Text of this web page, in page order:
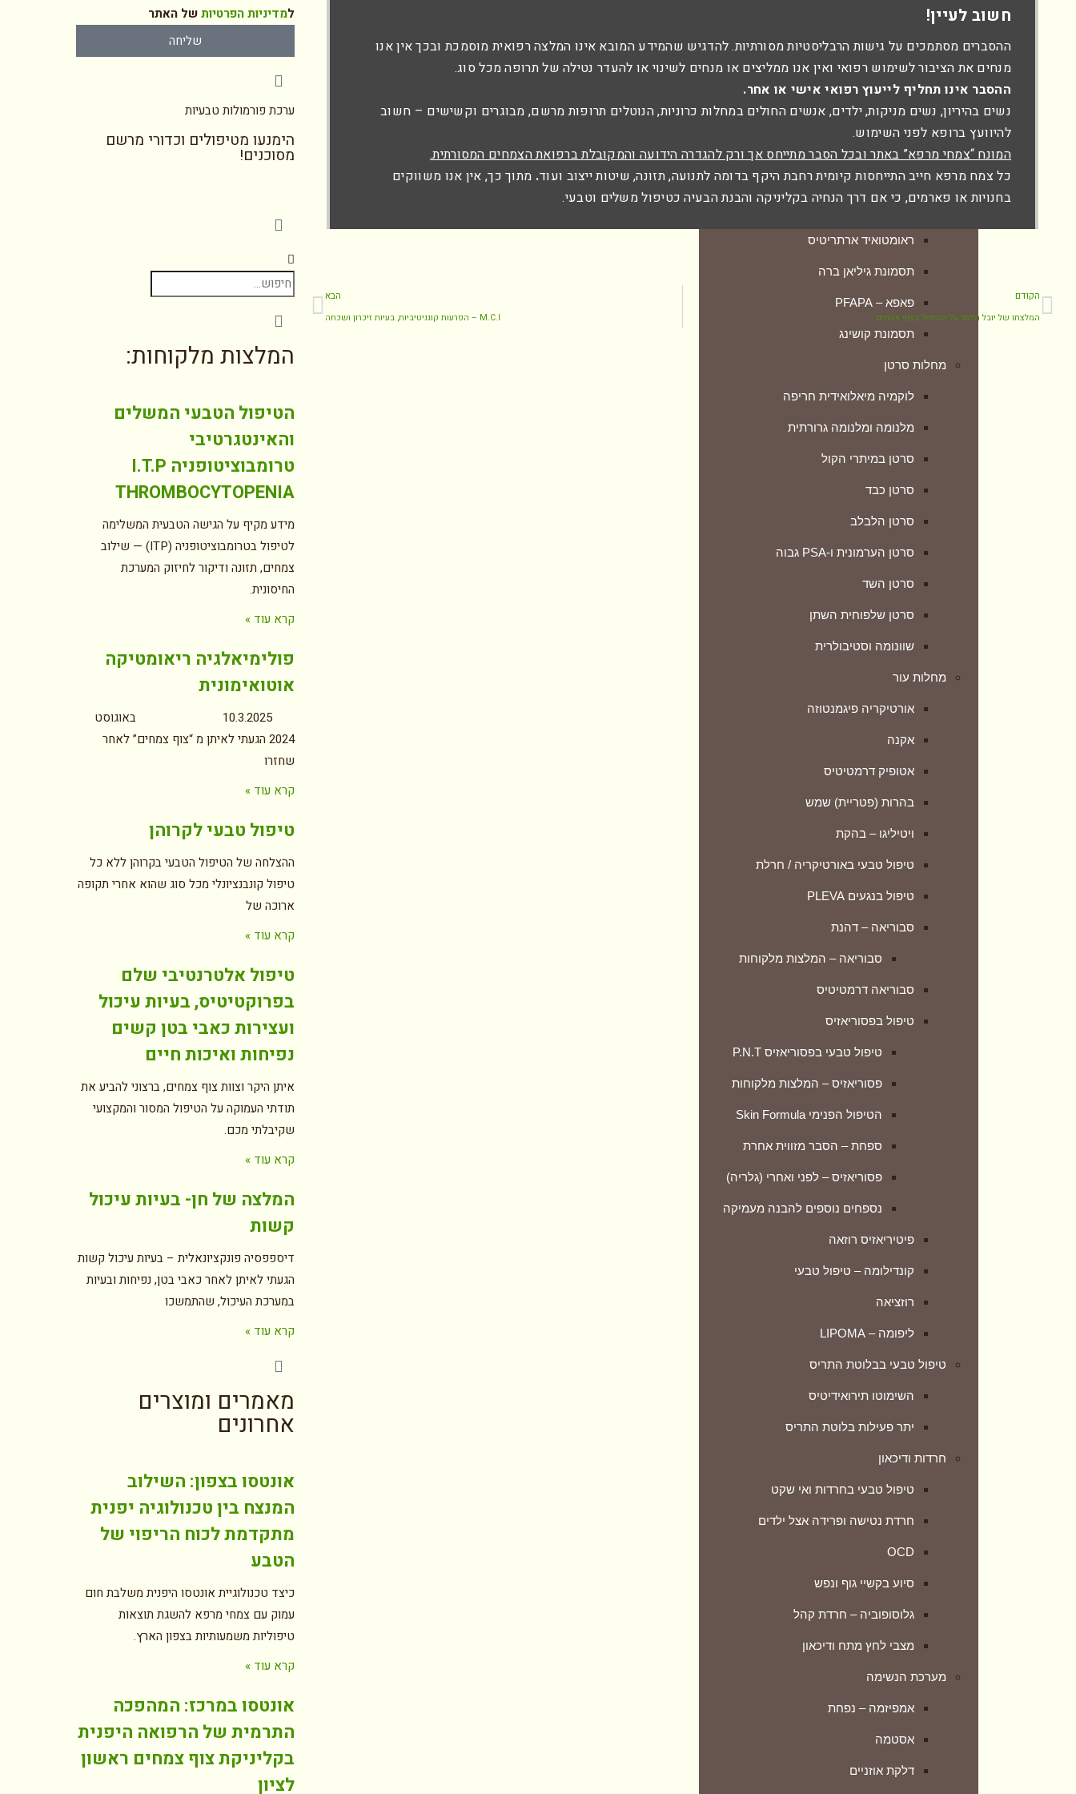
לוקמיה מיאלואידית חריפה
מלנומה ומלנומה גרורתית
סרטן במיתרי הקול
סרטן כבד
סרטן הערמונית ו-PSA גבוה
סרטן השד
סרטן שלפוחית השתן
שוונומה וסטיבולרית
מחלות עור
אורטיקריה פיגמנטוזה
אקנה
אטופיק דרמטיטיס
בהרות (פטריית) שמש
ויטיליגו – בהקת
טיפול טבעי באורטיקריה / חרלת
טיפול בנגעים PLEVA
סבוריאה – דהנת
סבוריאה – המלצות מלקוחות
סבוריאה דרמטיטיס
טיפול בפסוריאזיס
פסוריאזיס – המלצות מלקוחות
הטיפול הפנימי Skin Formula
ספחת – הסבר מזווית אחרת
פסוריאזיס – לפני ואחרי (גלריה)
נספחים נוספים להבנה מעמיקה
פיטיריאזיס רוזאה
קונדילומה – טיפול טבעי
רוזציאה
ליפומה – LIPOMA
טיפול טבעי בבלוטת התריס
השימוטו תירואידיטיס
יתר פעילות בלוטת התריס
חרדות ודיכאון
טיפול טבעי בחרדות ואי שקט
חרדת נטישה ופרידה אצל ילדים
OCD
סיוע בקשיי גוף ונפש
גלוסופוביה – חרדת קהל
מצבי לחץ מתח ודיכאון
מערכת הנשימה
אמפיזמה – נפחת
אסטמה
דלקת אוזניים
דלקת סינוסיטיס (גתות)
טטרנות – אובדן חוש הריח
כאבי גרון
ליחה
תסמונת C.C.H.S
מערכת העיכול
טיפול טבעי בבקע סרעפתי
טיפול בגזים
גסטריטיס
דיבריטיקוליטיס – דלקת הסעיפים
סרקואידוזיס
פולימיאלגיה ריאומטיקה
‏פנציטופניה
השתל כנגד המאכסן
קדחת ים תיכונית F.M.F
טיפול טבעי בקוליטיס כיבית
ראומטואיד ארתריטיס
תסמונת גיליאן ברה
פאפא – PFAPA
תסמונת קושינג
מחלות סרטן
לוקמיה מיאלואידית חריפה
מלנומה ומלנומה גרורתית
סרטן במיתרי הקול
סרטן כבד
סרטן הלבלב
סרטן הערמונית ו-PSA גבוה
סרטן השד
סרטן שלפוחית השתן
שוונומה וסטיבולרית
מחלות עור
אורטיקריה פיגמנטוזה
אקנה
אטופיק דרמטיטיס
בהרות (פטריית) שמש
ויטיליגו – בהקת
טיפול טבעי באורטיקריה / חרלת
טיפול בנגעים PLEVA
סבוריאה – דהנת
סבוריאה – המלצות מלקוחות
סבוריאה דרמטיטיס
טיפול בפסוריאזיס
טיפול טבעי בפסוריאזיס P.N.T
פסוריאזיס – המלצות מלקוחות
הטיפול הפנימי Skin Formula
ספחת – הסבר מזווית אחרת
פסוריאזיס – לפני ואחרי (גלריה)
נספחים נוספים להבנה מעמיקה
פיטיריאזיס רוזאה
קונדילומה – טיפול טבעי
רוזציאה
ליפומה – LIPOMA
טיפול טבעי בבלוטת התריס
השימוטו תירואידיטיס
יתר פעילות בלוטת התריס
חרדות ודיכאון
טיפול טבעי בחרדות ואי שקט
חרדת נטישה ופרידה אצל ילדים
OCD
סיוע בקשיי גוף ונפש
גלוסופוביה – חרדת קהל
מצבי לחץ מתח ודיכאון
מערכת הנשימה
אמפיזמה – נפחת
אסטמה
דלקת אוזניים
חשוב לעיין!
ההסברים מסתמכים על גישות הרבליסטיות מסורתיות. להדגיש שהמידע המובא אינו המלצה רפואית מוסמכת ובכך אין אנו
מנחים את הציבור לשימוש רפואי ואין אנו ממליצים או מנחים לשינוי או להעדר נטילה של תרופה מכל סוג.
ההסבר אינו תחליף לייעוץ רפואי אישי או אחר.
נשים בהיריון, נשים מניקות, ילדים, אנשים החולים במחלות כרוניות, הנוטלים תרופות מרשם, מבוגרים וקשישים – חשוב
להיוועץ ברופא לפני השימוש.
המונח “צמחי מרפא” באתר ובכל הסבר מתייחס אך ורק להגדרה הידועה והמקובלת ברפואת הצמחים המסורתית.
כל צמח מרפא חייב התייחסות קיומית רחבת היקף בדומה לתנועה, תזונה, שיטות ייצוב ועוד. מתוך כך, אין אנו משווקים
בחנויות או פארמים, כי אם דרך הנחיה בקליניקה והבנת הבעיה כטיפול משלים וטבעי.
הקודם
המלצתו של יובל מלמד על הטיפול בצוף צמחים
הבא
M.C.I – הפרעות קוגניטיביות, בעיות זיכרון ושכחה
למדיניות הפרטיותשל האתר
שליחה
ערכת פורמולות טבעיות
הימנעו מטיפולים וכדורי מרשם
מסוכנים!
המלצות מלקוחות:
הטיפול הטבעי המשלים
והאינטגרטיבי
טרומבוציטופניה I.T.P
THROMBOCYTOPENIA
מידע מקיף על הגישה הטבעית המשלימה
לטיפול בטרומבוציטופניה (ITP) — שילוב
צמחים, תזונה ודיקור לחיזוק המערכת
החיסונית.
קרא עוד »
פולימיאלגיה ריאומטיקה
אוטואימונית
10.3.2025 באוגוסט
2024 הגעתי לאיתן מ “צוף צמחים” לאחר
שחזרו
קרא עוד »
טיפול טבעי לקרוהן
ההצלחה של הטיפול הטבעי בקרוהן ללא כל
טיפול קונבנציונלי מכל סוג שהוא אחרי תקופה
ארוכה של
קרא עוד »
טיפול אלטרנטיבי שלם
בפרוקטיטיס, בעיות עיכול
ועצירות כאבי בטן קשים
נפיחות ואיכות חיים
איתן היקר וצוות צוף צמחים, ברצוני להביע את
תודתי העמוקה על הטיפול המסור והמקצועי
שקיבלתי מכם.
קרא עוד »
המלצה של חן- בעיות עיכול
קשות
דיספפסיה פונקציונאלית – בעיות עיכול קשות
הגעתי לאיתן לאחר כאבי בטן, נפיחות ובעיות
במערכת העיכול, שהתמשכו
קרא עוד »
מאמרים ומוצרים
אחרונים
אונטסו בצפון: השילוב
המנצח בין טכנולוגיה יפנית
מתקדמת לכוח הריפוי של
הטבע
כיצד טכנולוגיית אונטסו היפנית משלבת חום
עמוק עם צמחי מרפא להשגת תוצאות
טיפוליות משמעותיות בצפון הארץ.
קרא עוד »
אונטסו במרכז: המהפכה
התרמית של הרפואה היפנית
בקליניקת צוף צמחים ראשון
לציון